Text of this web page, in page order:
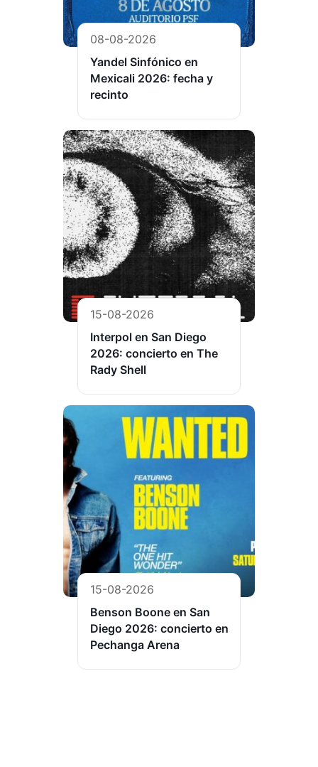
08-08-2026
Yandel Sinfónico en
Mexicali 2026: fecha y
recinto
15-08-2026
Interpol en San Diego
2026: concierto en The
Rady Shell
15-08-2026
Benson Boone en San
Diego 2026: concierto en
Pechanga Arena